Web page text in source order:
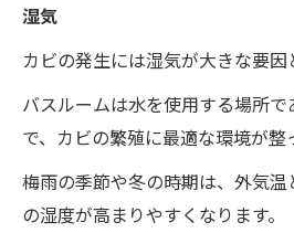
湿気
カビの発生には湿気が大きな要因
バスルームは水を使用する場所
で、カビの繁殖に最適な環境が整
梅雨の季節や冬の時期は、外気
の湿度が高まりやすくなります。